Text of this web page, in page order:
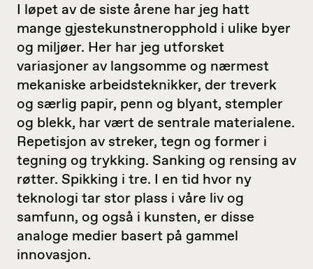
I løpet av de siste årene har jeg hatt
mange gjestekunstneropphold i ulike byer
og miljøer. Her har jeg utforsket
variasjoner av langsomme og nærmest
mekaniske arbeidsteknikker, der treverk
og særlig papir, penn og blyant, stempler
og blekk, har vært de sentrale materialene.
Repetisjon av streker, tegn og former i
tegning og trykking. Sanking og rensing av
røtter. Spikking i tre. I en tid hvor ny
teknologi tar stor plass i våre liv og
samfunn, og også i kunsten, er disse
analoge medier basert på gammel
innovasjon.